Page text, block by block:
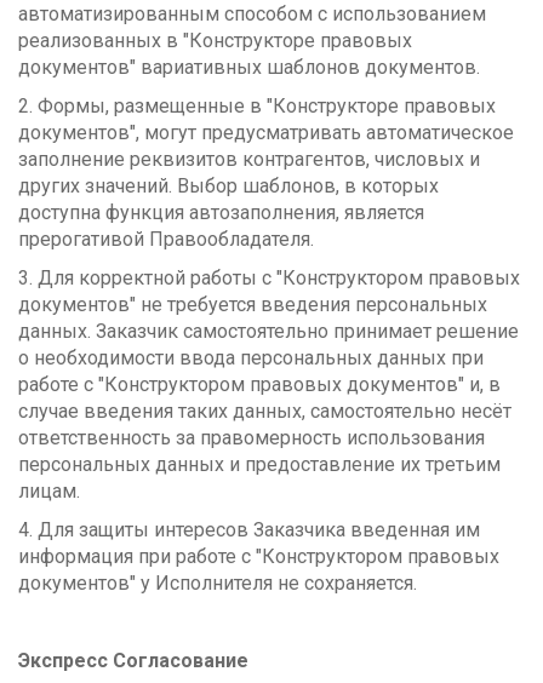
автоматизированным способом с использованием
реализованных в "Конструкторе правовых
документов" вариативных шаблонов документов.
2. Формы, размещенные в "Конструкторе правовых
документов", могут предусматривать автоматическое
заполнение реквизитов контрагентов, числовых и
других значений. Выбор шаблонов, в которых
доступна функция автозаполнения, является
прерогативой Правообладателя.
3. Для корректной работы с "Конструктором правовых
документов" не требуется введения персональных
данных. Заказчик самостоятельно принимает решение
о необходимости ввода персональных данных при
работе с "Конструктором правовых документов" и, в
случае введения таких данных, самостоятельно несёт
ответственность за правомерность использования
персональных данных и предоставление их третьим
лицам.
4. Для защиты интересов Заказчика введенная им
информация при работе с "Конструктором правовых
документов" у Исполнителя не сохраняется.
Экспресс Согласование